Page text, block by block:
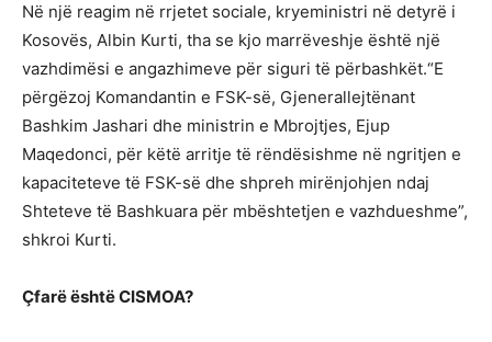
Në një reagim në rrjetet sociale, kryeministri në detyrë i
Kosovës, Albin Kurti, tha se kjo marrëveshje është një
vazhdimësi e angazhimeve për siguri të përbashkët.“E
përgëzoj Komandantin e FSK-së, Gjenerallejtënant
Bashkim Jashari dhe ministrin e Mbrojtjes, Ejup
Maqedonci, për këtë arritje të rëndësishme në ngritjen e
kapaciteteve të FSK-së dhe shpreh mirënjohjen ndaj
Shteteve të Bashkuara për mbështetjen e vazhdueshme”,
shkroi Kurti.
Çfarë është CISMOA?